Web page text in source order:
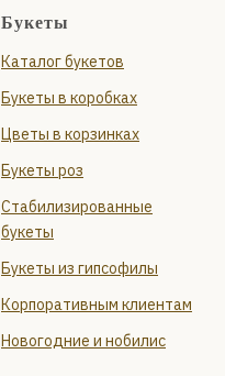
Букеты
Каталог букетов
Букеты в коробках
Цветы в корзинках
Букеты роз
Стабилизированные
букеты
Букеты из гипсофилы
Корпоративным клиентам
Новогодние и нобилис